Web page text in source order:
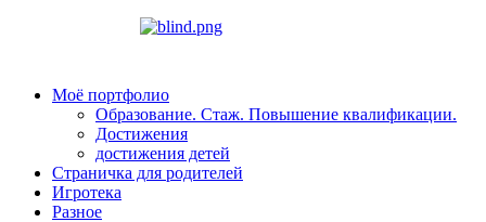
Моё портфолио
Образование. Стаж. Повышение квалификации.
Достижения
достижения детей
Страничка для родителей
Игротека
Разное